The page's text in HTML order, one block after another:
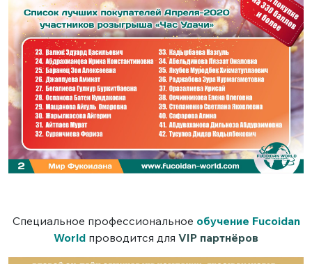
Специальное профессиональное обучение Fucoidan
World проводится для VIP партнёров